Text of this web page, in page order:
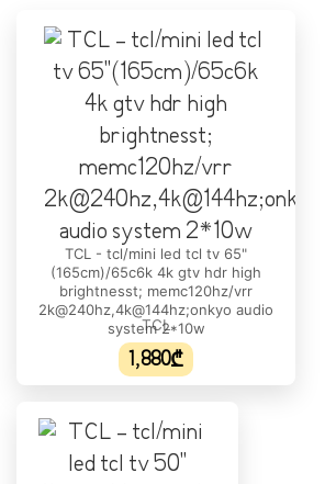
ეკრანის ფორმატი:
N/A
ეკრანის ტიპი:
ცვლადი განახლების სიხშირე:
დიაგონალი:
65"
გარჩევადობა:
3840 x 2160 (4K)
Mini LED
HDR მხარდაჭერა:
TCL - tcl/mini led tcl tv 65"
(165cm)/65c6k 4k gtv hdr high
brightnesst; memc120hz/vrr
2k@240hz,4k@144hz;onkyo audio
system 2*10w
TCL
1,880₾